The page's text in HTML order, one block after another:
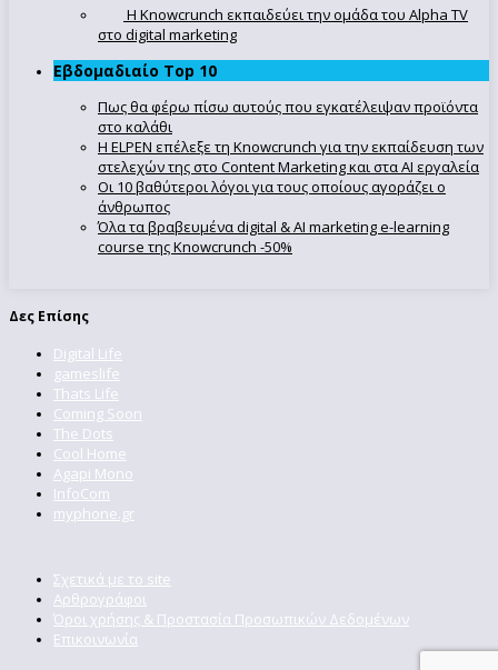
Η Knowcrunch εκπαιδεύει την ομάδα του Alpha TV
στο digital marketing
Εβδομαδιαίο Top 10
Πως θα φέρω πίσω αυτούς που εγκατέλειψαν προϊόντα
στο καλάθι
Η ELPEN επέλεξε τη Knowcrunch για την εκπαίδευση των
στελεχών της στο Content Marketing και στα AI εργαλεία
Οι 10 βαθύτεροι λόγοι για τους οποίους αγοράζει ο
άνθρωπος
Όλα τα βραβευμένα digital & AI marketing e-learning
course της Knowcrunch -50%
Δες Επίσης
Digital Life
gameslife
Thats Life
Coming Soon
The Dots
Cool Home
Agapi Mono
InfoCom
myphone.gr
Σχετικά με το site
Αρθρογράφοι
Όροι χρήσης & Προστασία Προσωπικών Δεδομένων
Επικοινωνία